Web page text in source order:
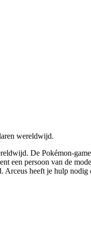
wereldwijd.
De Pokémon-
een persoon van de
heeft je hulp nodig